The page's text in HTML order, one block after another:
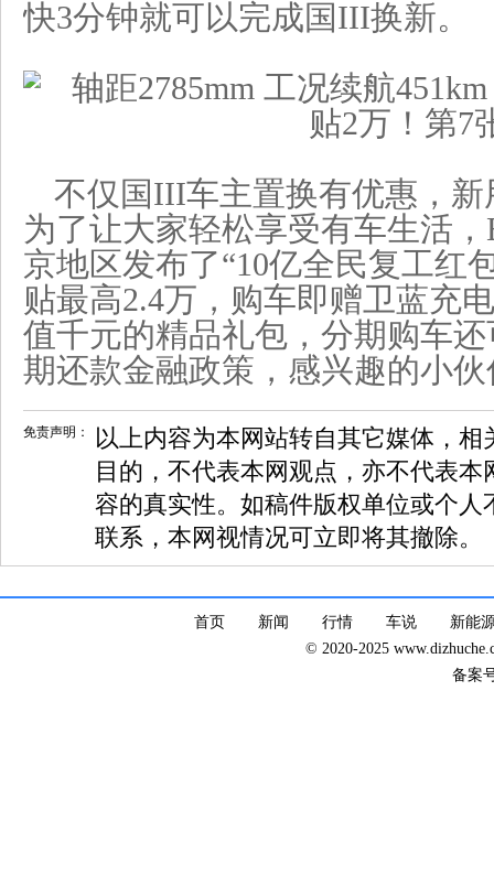
快3分钟就可以完成国III换新。
不仅国III车主置换有优惠，
为了让大家轻松享受有车生活
京地区发布了“10亿全民复工红
贴最高2.4万，购车即赠卫蓝充
值千元的精品礼包，分期购车
期还款金融政策，感兴趣的小
免责声明：
以上内容为本网站转自其它媒体，
目的，不代表本网观点，亦不代表
容的真实性。如稿件版权单位或个
联系，本网视情况可立即将其撤除。
首页 新闻 行情 车说
新能
© 2020-2025
备案